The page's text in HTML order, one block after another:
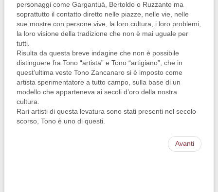
personaggi come Gargantuà, Bertoldo o Ruzzante ma
soprattutto il contatto diretto nelle piazze, nelle vie, nelle
sue mostre con persone vive, la loro cultura, i loro problemi,
la loro visione della tradizione che non è mai uguale per
tutti.
Risulta da questa breve indagine che non è possibile
distinguere fra Tono “artista” e Tono “artigiano”, che in
quest’ultima veste Tono Zancanaro si è imposto come
artista sperimentatore a tutto campo, sulla base di un
modello che apparteneva ai secoli d’oro della nostra
cultura.
Rari artisti di questa levatura sono stati presenti nel secolo
scorso, Tono è uno di questi.
Avanti